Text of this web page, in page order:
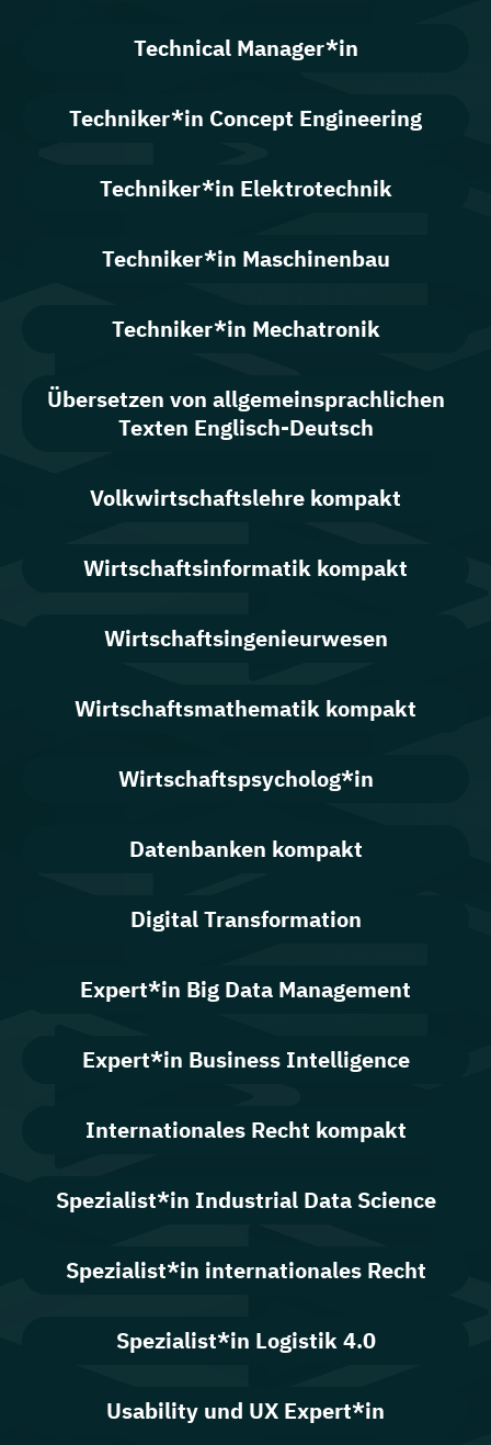
Technical Manager*in
Techniker*in Concept Engineering
Techniker*in Elektrotechnik
Techniker*in Maschinenbau
Techniker*in Mechatronik
Übersetzen von allgemeinsprachlichen
Texten Englisch-Deutsch
Volkwirtschaftslehre kompakt
Wirtschaftsinformatik kompakt
Wirtschaftsingenieurwesen
Wirtschaftsmathematik kompakt
Wirtschaftspsycholog*in
Datenbanken kompakt
Digital Transformation
Expert*in Big Data Management
Expert*in Business Intelligence
Internationales Recht kompakt
Spezialist*in Industrial Data Science
Spezialist*in internationales Recht
Spezialist*in Logistik 4.0
Usability und UX Expert*in